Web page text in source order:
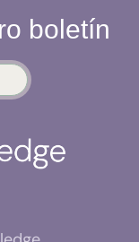
boletín